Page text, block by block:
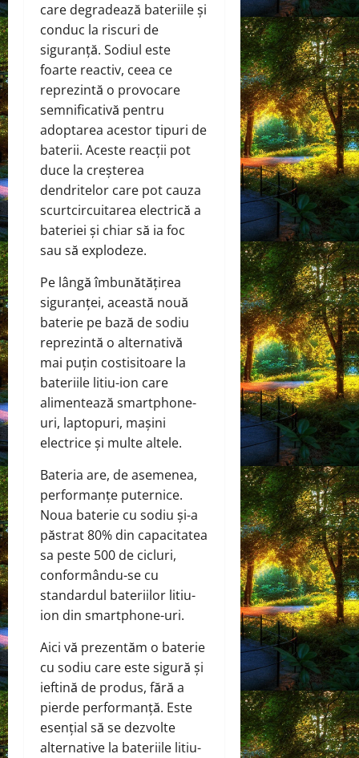
care degradează bateriile și
conduc la riscuri de
siguranță. Sodiul este
foarte reactiv, ceea ce
reprezintă o provocare
semnificativă pentru
adoptarea acestor tipuri de
baterii. Aceste reacții pot
duce la creșterea
dendritelor care pot cauza
scurtcircuitarea electrică a
bateriei și chiar să ia foc
sau să explodeze.
Pe lângă îmbunătățirea
siguranței, această nouă
baterie pe bază de sodiu
reprezintă o alternativă
mai puțin costisitoare la
bateriile litiu-ion care
alimentează smartphone-
uri, laptopuri, mașini
electrice și multe altele.
Bateria are, de asemenea,
performanțe puternice.
Noua baterie cu sodiu și-a
păstrat 80% din capacitatea
sa peste 500 de cicluri,
conformându-se cu
standardul bateriilor litiu-
ion din smartphone-uri.
Aici vă prezentăm o baterie
cu sodiu care este sigură și
ieftină de produs, fără a
pierde performanță. Este
esențial să se dezvolte
alternative la bateriile litiu-